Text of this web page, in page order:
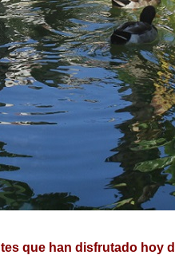
que han disfrutado hoy